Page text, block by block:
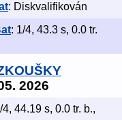
: Diskvalifikován
: 1/4, 43.3 s, 0.0 tr.
2026
4, 44.19 s, 0.0 tr. b.,